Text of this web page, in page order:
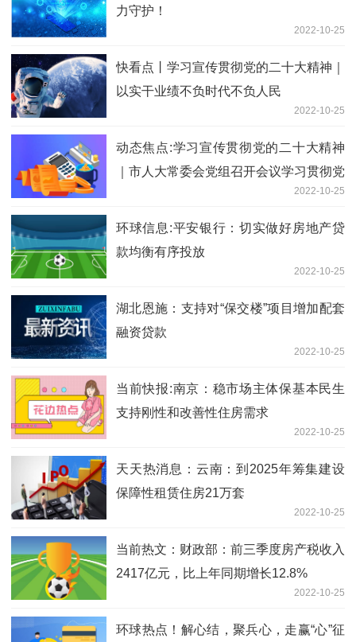
力守护！
2022-10-25
快看点丨学习宣传贯彻党的二十大精神｜
以实干业绩不负时代不负人民
2022-10-25
动态焦点:学习宣传贯彻党的二十大精神
｜市人大常委会党组召开会议学习贯彻党
2022-10-25
环球信息:平安银行：切实做好房地产贷
款均衡有序投放
2022-10-25
湖北恩施：支持对“保交楼”项目增加配套
融资贷款
2022-10-25
当前快报:南京：稳市场主体保基本民生
支持刚性和改善性住房需求
2022-10-25
天天热消息：云南：到2025年筹集建设
保障性租赁住房21万套
2022-10-25
当前热文：财政部：前三季度房产税收入
2417亿元，比上年同期增长12.8%
2022-10-25
环球热点！解心结，聚兵心，走赢“心”征